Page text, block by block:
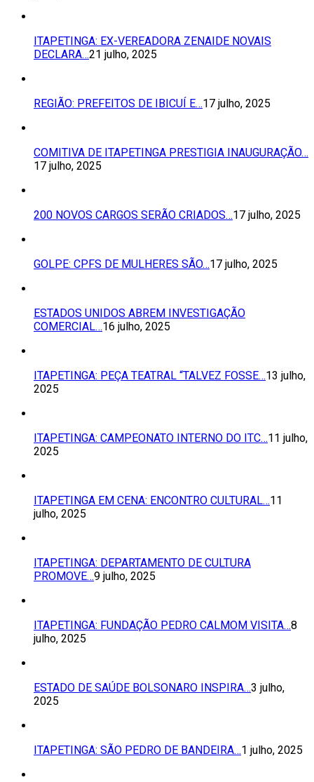
ITAPETINGA: EX-VEREADORA ZENAIDE NOVAIS
DECLARA…21 julho, 2025
REGIÃO: PREFEITOS DE IBICUÍ E…17 julho, 2025
COMITIVA DE ITAPETINGA PRESTIGIA INAUGURAÇÃO…
17 julho, 2025
200 NOVOS CARGOS SERÃO CRIADOS…17 julho, 2025
GOLPE: CPFS DE MULHERES SÃO…17 julho, 2025
ESTADOS UNIDOS ABREM INVESTIGAÇÃO
COMERCIAL…16 julho, 2025
ITAPETINGA: PEÇA TEATRAL “TALVEZ FOSSE…13 julho,
2025
ITAPETINGA: CAMPEONATO INTERNO DO ITC…11 julho,
2025
ITAPETINGA EM CENA: ENCONTRO CULTURAL…11
julho, 2025
ITAPETINGA: DEPARTAMENTO DE CULTURA
PROMOVE…9 julho, 2025
ITAPETINGA: FUNDAÇÃO PEDRO CALMOM VISITA…8
julho, 2025
ESTADO DE SAÚDE BOLSONARO INSPIRA…3 julho,
2025
ITAPETINGA: SÃO PEDRO DE BANDEIRA…1 julho, 2025